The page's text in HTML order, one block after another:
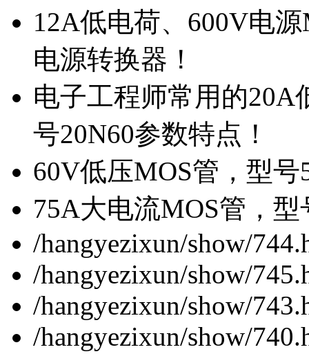
12A低电荷、600V电
电源转换器！
电子工程师常用的20A
号20N60参数特点！
60V低压MOS管，型
75A大电流MOS管，
/hangyezixun/show/
/hangyezixun/show/
/hangyezixun/show/
/hangyezixun/show/